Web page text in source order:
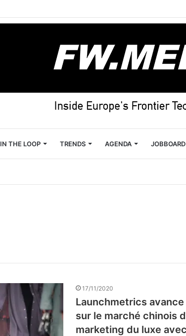
IN THE LOOP TRENDS AGENDA JOBBOARD
17/11/2020
Launchmetrics
sur le marché chinois
marketing du luxe